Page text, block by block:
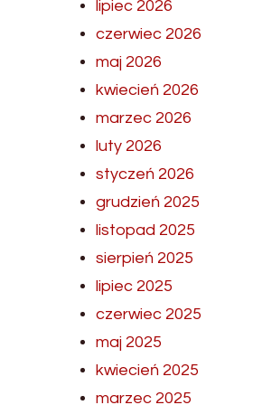
lipiec 2026
czerwiec 2026
maj 2026
kwiecień 2026
marzec 2026
luty 2026
styczeń 2026
grudzień 2025
listopad 2025
sierpień 2025
lipiec 2025
czerwiec 2025
maj 2025
kwiecień 2025
marzec 2025